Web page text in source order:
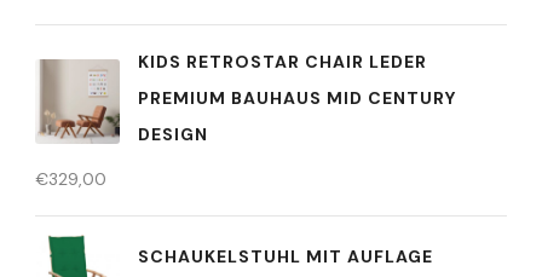
KIDS RETROSTAR CHAIR LEDER
PREMIUM BAUHAUS MID CENTURY
DESIGN
€329,00
SCHAUKELSTUHL MIT AUFLAGE